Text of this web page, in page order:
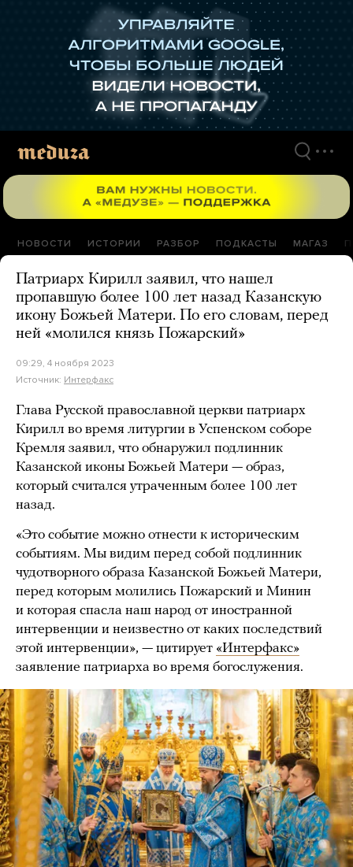
НОВОСТИ ИСТОРИИ РАЗБОР ПОДКАСТЫ МАГАЗ
Патриарх Кирилл заявил, что нашел
пропавшую более 100 лет назад Казанскую
икону Божьей Матери. По его словам, перед
ней «молился князь Пожарский»
09:29, 4 ноября 2023
Источник: Интерфакс
Глава Русской православной церкви патриарх
Кирилл во время литургии в Успенском соборе
Кремля заявил, что обнаружил подлинник
Казанской иконы Божьей Матери — образ,
который считался утраченным более 100 лет
назад.
«Это событие можно отнести к историческим
событиям. Мы видим перед собой подлинник
чудотворного образа Казанской Божьей Матери,
перед которым молились Пожарский и Минин
и которая спасла наш народ от иностранной
интервенции и неизвестно от каких последствий
этой интервенции», — цитирует «Интерфакс»
заявление патриарха во время богослужения.